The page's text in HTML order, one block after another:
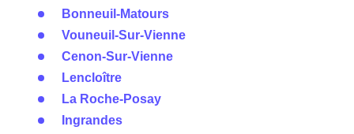
Bonneuil-Matours
Vouneuil-Sur-Vienne
Cenon-Sur-Vienne
Lencloître
La Roche-Posay
Ingrandes